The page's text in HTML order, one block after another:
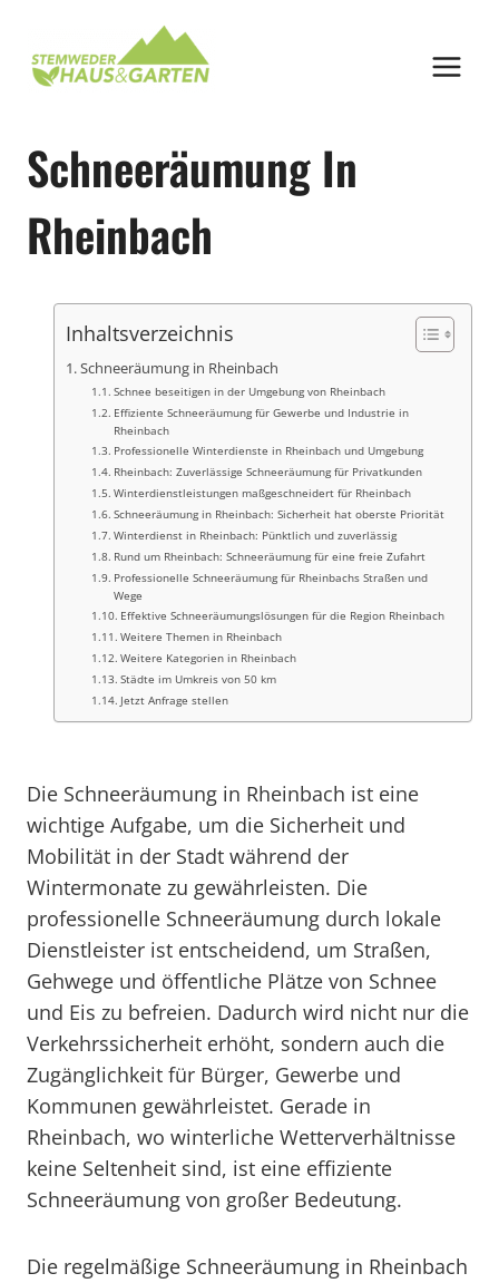
springen
Schneeräumung In
Rheinbach
Inhaltsverzeichnis
Schneeräumung in Rheinbach
Schnee beseitigen in der Umgebung von Rheinbach
Effiziente Schneeräumung für Gewerbe und Industrie in
Rheinbach
Professionelle Winterdienste in Rheinbach und Umgebung
Rheinbach: Zuverlässige Schneeräumung für Privatkunden
Winterdienstleistungen maßgeschneidert für Rheinbach
Schneeräumung in Rheinbach: Sicherheit hat oberste Priorität
Winterdienst in Rheinbach: Pünktlich und zuverlässig
Rund um Rheinbach: Schneeräumung für eine freie Zufahrt
Professionelle Schneeräumung für Rheinbachs Straßen und
Wege
Effektive Schneeräumungslösungen für die Region Rheinbach
Weitere Themen in Rheinbach
Weitere Kategorien in Rheinbach
Städte im Umkreis von 50 km
Jetzt Anfrage stellen
Die Schneeräumung in Rheinbach ist eine
wichtige Aufgabe, um die Sicherheit und
Mobilität in der Stadt während der
Wintermonate zu gewährleisten. Die
professionelle Schneeräumung durch lokale
Dienstleister ist entscheidend, um Straßen,
Gehwege und öffentliche Plätze von Schnee
und Eis zu befreien. Dadurch wird nicht nur die
Verkehrssicherheit erhöht, sondern auch die
Zugänglichkeit für Bürger, Gewerbe und
Kommunen gewährleistet. Gerade in
Rheinbach, wo winterliche Wetterverhältnisse
keine Seltenheit sind, ist eine effiziente
Schneeräumung von großer Bedeutung.
Die regelmäßige Schneeräumung in Rheinbach